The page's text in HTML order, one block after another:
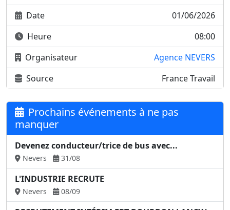
Date
01/06/2026
Heure
08:00
Organisateur
Agence NEVERS
Source
France Travail
Prochains événements à ne pas
manquer
Devenez conducteur/trice de bus avec...
Nevers 31/08
L'INDUSTRIE RECRUTE
Nevers 08/09